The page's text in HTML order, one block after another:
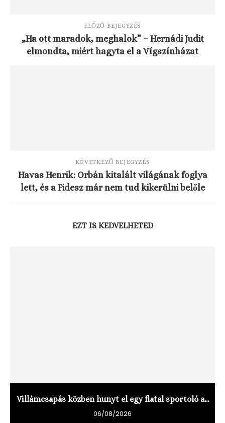
ELŐZŐ BEJEGYZÉS
„Ha ott maradok, meghalok” – Hernádi Judit
elmondta, miért hagyta el a Vígszínházat
KÖVETKEZŐ BEJEGYZÉS
Havas Henrik: Orbán kitalált világának foglya
lett, és a Fidesz már nem tud kikerülni belőle
EZT IS KEDVELHETED
Villámcsapás közben hunyt el egy fiatal sportoló a...
06/08/2026